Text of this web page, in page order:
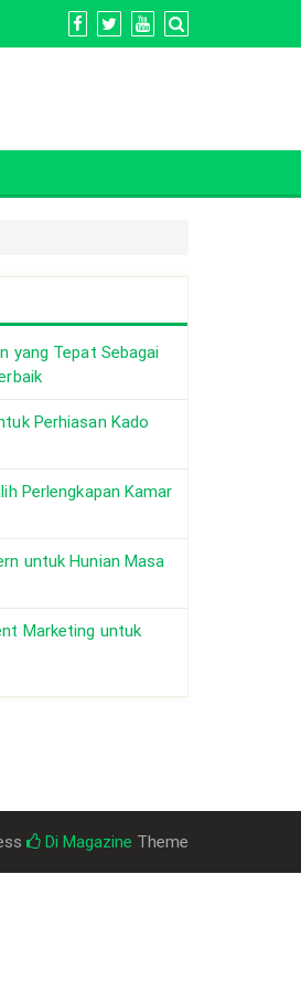
yang Tepat Sebagai
Perhiasan Kado
Perlengkapan Kamar
untuk Hunian Masa
Marketing untuk
Di Magazine Theme